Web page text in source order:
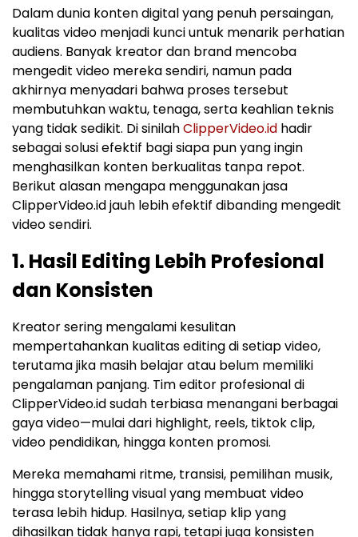
Dalam dunia konten digital yang penuh persaingan,
kualitas video menjadi kunci untuk menarik perhatian
audiens. Banyak kreator dan brand mencoba
mengedit video mereka sendiri, namun pada
akhirnya menyadari bahwa proses tersebut
membutuhkan waktu, tenaga, serta keahlian teknis
yang tidak sedikit. Di sinilahClipperVideo.id hadir
sebagai solusi efektif bagi siapa pun yang ingin
menghasilkan konten berkualitas tanpa repot.
Berikut alasan mengapa menggunakan jasa
ClipperVideo.id jauh lebih efektif dibanding mengedit
video sendiri.
1. Hasil Editing Lebih Profesional
dan Konsisten
Kreator sering mengalami kesulitan
mempertahankan kualitas editing di setiap video,
terutama jika masih belajar atau belum memiliki
pengalaman panjang. Tim editor profesional di
ClipperVideo.id sudah terbiasa menangani berbagai
gaya video—mulai dari highlight, reels, tiktok clip,
video pendidikan, hingga konten promosi.
Mereka memahami ritme, transisi, pemilihan musik,
hingga storytelling visual yang membuat video
terasa lebih hidup. Hasilnya, setiap klip yang
dihasilkan tidak hanya rapi, tetapi juga konsisten